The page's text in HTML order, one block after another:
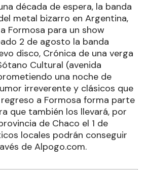
década de espera, la banda
metal bizarro en Argentina,
Formosa para un show
2 de agosto la banda
disco, Crónica de una verga
Cultural (avenida
una noche de
irreverente y clásicos que
regreso a Formosa forma parte
que también los llevará, por
de Chaco el 1 de
locales podrán conseguir
de Alpogo.com.